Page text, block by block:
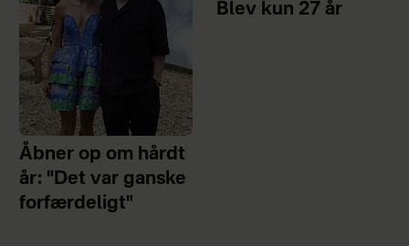
Åbner op om hårdt
år: "Det var ganske
forfærdeligt"
Blev kun 27 år